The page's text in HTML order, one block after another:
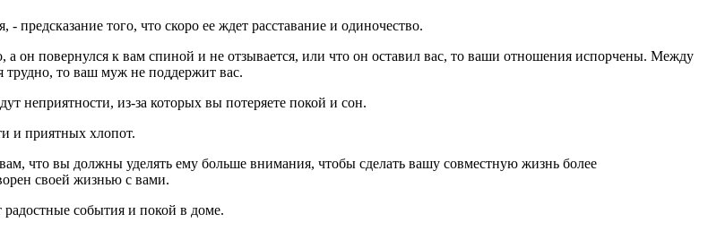
того, что скоро ее ждет расставание и одиночество.
он повернулся к вам спиной и не отзывается, или что он оставил вас, то ваши отношения испорчены. Между
трудно, то ваш муж не поддержит вас.
неприятности, из-за которых вы потеряете покой и сон.
и приятных хлопот.
что вы должны уделять ему больше внимания, чтобы сделать вашу совместную жизнь более
своей жизнью с вами.
радостные события и покой в доме.